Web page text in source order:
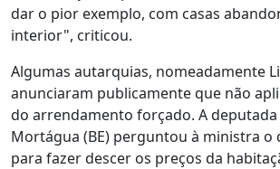
dar o pior exemplo, com casas
interior", criticou.
Algumas autarquias, nomeadamente
anunciaram publicamente que não
do arrendamento forçado. A
Mortágua (BE) perguntou à ministra o
para fazer descer os preços da